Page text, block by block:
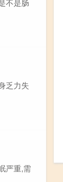
不是肠
乏力失
严重,需